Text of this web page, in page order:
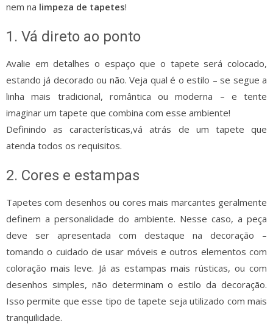
nem na limpeza de tapetes!
1. Vá direto ao ponto
Avalie em detalhes o espaço que o tapete será colocado,
estando já decorado ou não. Veja qual é o estilo – se segue a
linha mais tradicional, romântica ou moderna – e tente
imaginar um tapete que combina com esse ambiente!
Definindo as características,vá atrás de um tapete que
atenda todos os requisitos.
2. Cores e estampas
Tapetes com desenhos ou cores mais marcantes geralmente
definem a personalidade do ambiente. Nesse caso, a peça
deve ser apresentada com destaque na decoração –
tomando o cuidado de usar móveis e outros elementos com
coloração mais leve. Já as estampas mais rústicas, ou com
desenhos simples, não determinam o estilo da decoração.
Isso permite que esse tipo de tapete seja utilizado com mais
tranquilidade.